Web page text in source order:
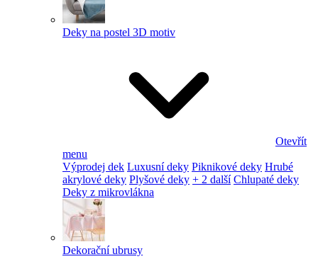
Deky na postel 3D motiv
Otevřít
menu
Výprodej dek Luxusní deky Piknikové deky Hrubé
akrylové deky Plyšové deky + 2 další Chlupaté deky
Deky z mikrovlákna
Dekorační ubrusy